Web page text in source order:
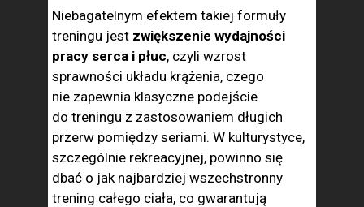
Niebagatelnym efektem takiej formuły
treningu jest zwiększenie wydajności
pracy serca i płuc, czyli wzrost
sprawności układu krążenia, czego
nie zapewnia klasyczne podejście
do treningu z zastosowaniem długich
przerw pomiędzy seriami. W kulturystyce,
szczególnie rekreacyjnej, powinno się
dbać o jak najbardziej wszechstronny
trening całego ciała, co gwarantują